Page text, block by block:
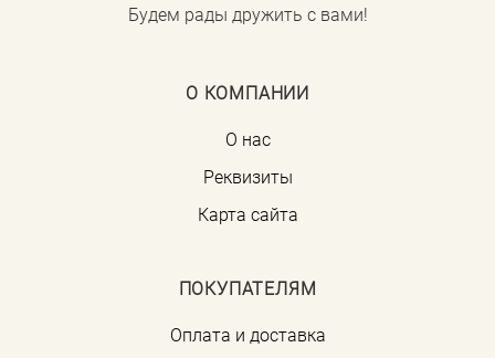
Будем рады дружить с вами!
О КОМПАНИИ
О нас
Реквизиты
Карта сайта
ПОКУПАТЕЛЯМ
Оплата и доставка